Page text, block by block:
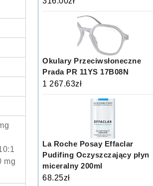
mg
Okulary Przeciwsłoneczne
Prada PR 11YS 17B08N
1 267.63zł
La Roche Posay Effaclar
Pudifing Oczyszczający płyn
miceralny 200ml
68.25zł